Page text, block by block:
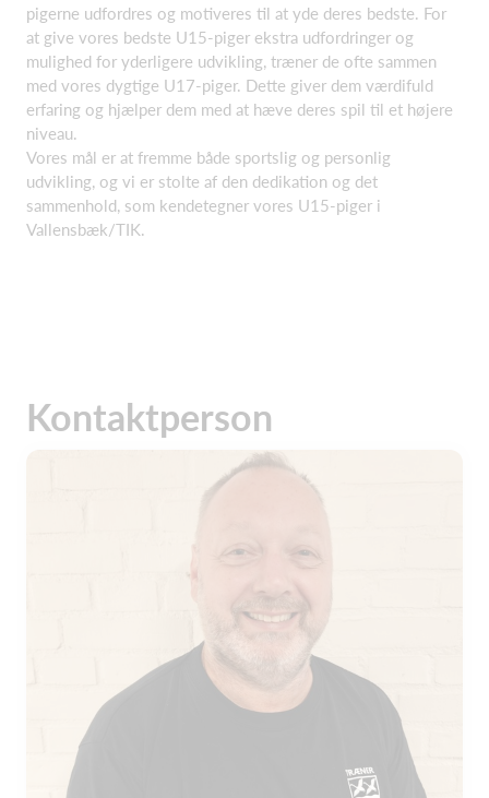
pigerne udfordres og motiveres til at yde deres bedste. For
at give vores bedste U15-piger ekstra udfordringer og
mulighed for yderligere udvikling, træner de ofte sammen
med vores dygtige U17-piger. Dette giver dem værdifuld
erfaring og hjælper dem med at hæve deres spil til et højere
niveau.
Vores mål er at fremme både sportslig og personlig
udvikling, og vi er stolte af den dedikation og det
sammenhold, som kendetegner vores U15-piger i
Vallensbæk/TIK.
Kontaktperson